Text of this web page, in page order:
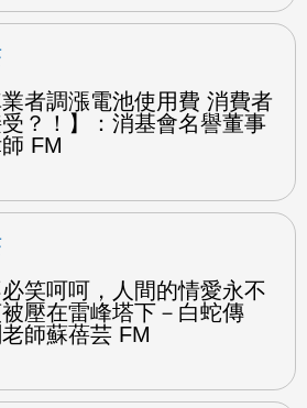
業者調漲電池使用費 消費者
？！】：消基會名譽董事
FM
必笑呵呵，人間的情愛永不
壓在雷峰塔下－白蛇傳
師蘇蓓芸 FM